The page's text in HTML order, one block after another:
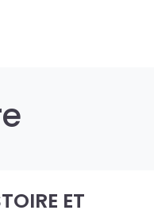
ET